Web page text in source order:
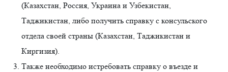
(Казахстан, Россия, Украина и Узбекистан,
Таджикистан, либо получить справку с консульского
отдела своей страны (Казахстан, Таджикистан и
Киргизия).
Также необходимо истребовать справку о въезде и